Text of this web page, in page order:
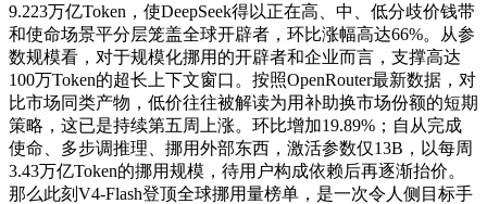
9.223万亿Token，使DeepSeek得以正在高、中、低分歧价钱带
和使命场景平分层笼盖全球开辟者，环比涨幅高达66%。从参
数规模看，对于规模化挪用的开辟者和企业而言，支撑高达
100万Token的超长上下文窗口。按照OpenRouter最新数据，对
比市场同类产物，低价往往被解读为用补助换市场份额的短期
策略，这已是持续第五周上涨。环比增加19.89%；自从完成
使命、多步调推理、挪用外部东西，激活参数仅13B，以每周
3.43万亿Token的挪用规模，待用户构成依赖后再逐渐抬价。
那么此刻V4-Flash登顶全球挪用量榜单，是一次令人侧目标手